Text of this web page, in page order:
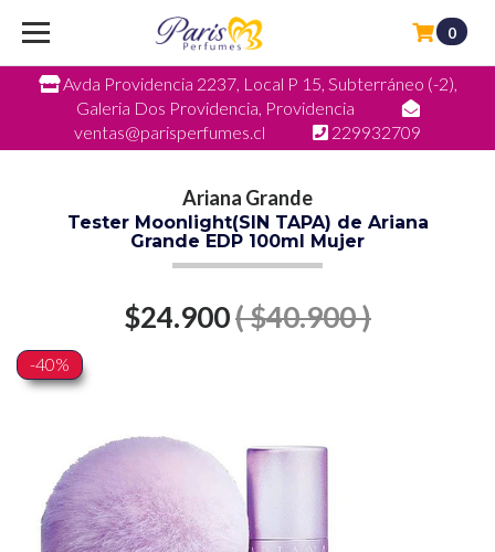
Avda Providencia 2237, Local P 15, Subterráneo (-2),
Galeria Dos Providencia, Providencia
ventas@parisperfumes.cl
229932709
0
Ariana Grande
Tester Moonlight(SIN TAPA) de Ariana
Grande EDP 100ml Mujer
$24.900( $40.900 )
-40%